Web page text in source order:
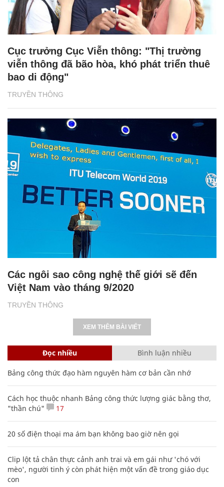
TRUYỀN THÔNG
Cục trưởng Cục Viễn thông: "Thị trường
viễn thông đã bão hòa, khó phát triển thuê
bao di động"
TRUYỀN THÔNG
Các ngôi sao công nghệ thế giới sẽ đến
Việt Nam vào tháng 9/2020
XEM THÊM BÀI VIẾT
Đọc nhiều Bình luận nhiều
Bảng công thức đạo hàm nguyên hàm cơ bản cần nhớ
Cách học thuộc nhanh Bảng công thức lượng giác bằng thơ,
"thần chú"
17
20 số điện thoại ma ám bạn không bao giờ nên gọi
Clip lột tả chân thực cảnh anh trai và em gái như 'chó với
mèo', người tinh ý còn phát hiện một vấn đề trong giáo dục
con